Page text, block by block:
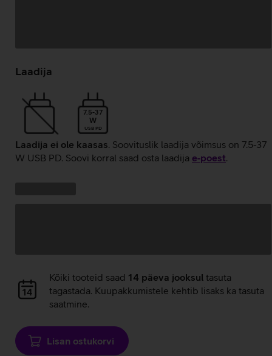
laadimine
Laadija
7.5-37
W
USB PD
Laadija ei ole kaasas. Soovituslik laadija võimsus on 7.5-37
W USB PD. Soovi korral saad osta laadija e‑poest.
Andmete
laadimine
Kõiki tooteid saad 14 päeva jooksul tasuta
tagastada. Kuupakkumistele kehtib lisaks ka tasuta
saatmine.
Lisan ostukorvi